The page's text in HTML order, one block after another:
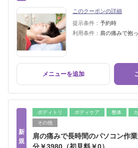
このクーポンの詳細
提示条件： 予約時
利用条件： 肩の痛みで抱
メニューを追加
新
規
ボディトリ ボディケア 整体
その他
肩の痛みで長時間のパソコン作